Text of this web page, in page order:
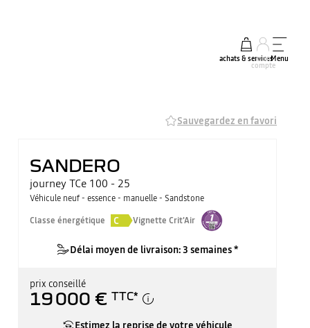
achats & services
mon
compte
Menu
Sauvegardez en favori
SANDERO
journey TCe 100 - 25
Véhicule neuf - essence - manuelle - Sandstone
Classe énergétique
C Vignette Crit'Air
Délai moyen de livraison: 3 semaines *
prix conseillé
19 000 € TTC*
Estimez la reprise de votre véhicule